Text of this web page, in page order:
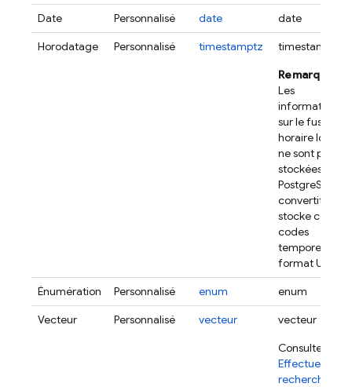
Date
Personnalisé date
date
Horodatage
Personnalisé timestamptz
timestamptz
Remarque
Les
informations
sur le fuseau
horaire local
ne sont pas
stockées.
PostgreSQL
convertit et
stocke ces
codes
temporels au
format UTC.
Énumération
Personnalisé enum
enum
Vecteur
Personnalisé vecteur
vecteur
Consultez
Effectuer une
recherche de